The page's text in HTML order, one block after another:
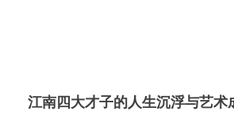
江南四大才子的人生沉浮与艺术